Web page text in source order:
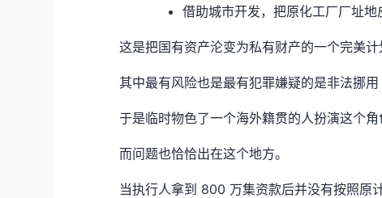
借助城市开发，把原化工厂厂址地
这是把国有资产沦变为私有财产的一个完美计
其中最有风险也是最有犯罪嫌疑的是非法挪
于是临时物色了一个海外籍贯的人扮演这个角
而问题也恰恰出在这个地方。
当执行人拿到 800 万集资款后并没有按照原